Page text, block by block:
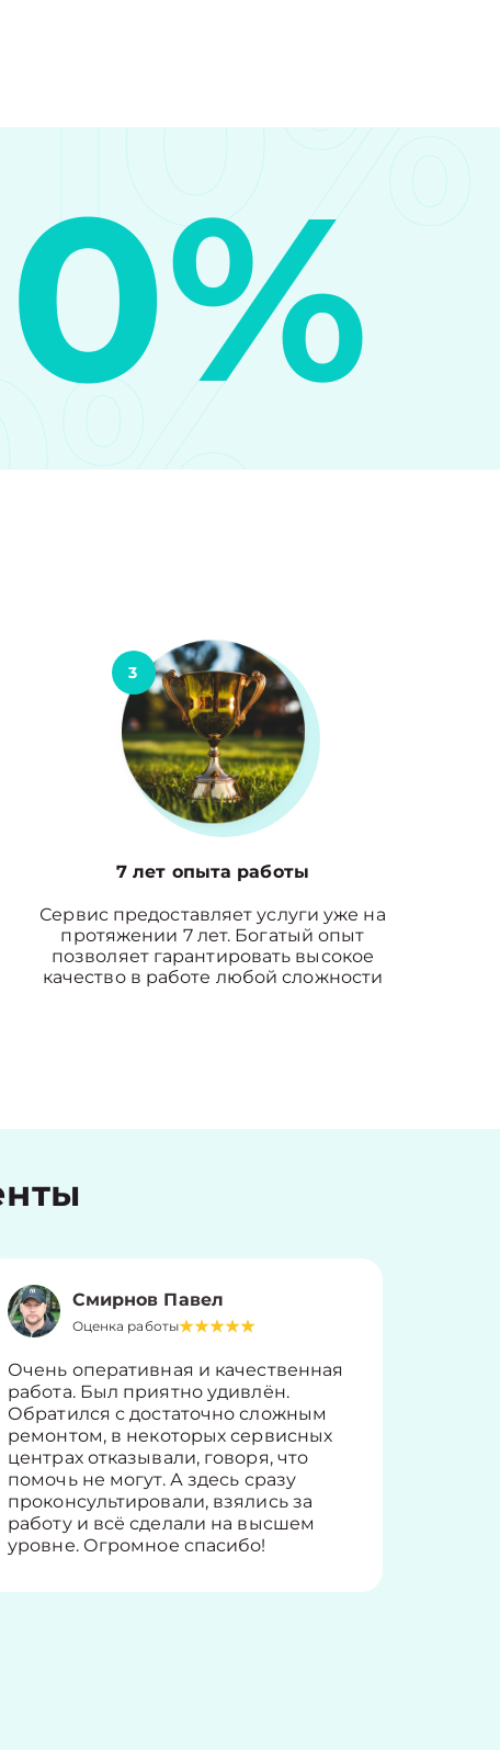
10%
3
7 лет опыта работы
Сервис предоставляет услуги уже на
протяжении 7 лет. Богатый опыт
позволяет гарантировать высокое
качество в работе любой сложности
Смирнов Павел
Оценка работы
Очень оперативная и качественная
работа. Был приятно удивлён.
Обратился с достаточно сложным
ремонтом, в некоторых сервисных
центрах отказывали, говоря, что
помочь не могут. А здесь сразу
проконсультировали, взялись за
работу и всё сделали на высшем
уровне. Огромное спасибо!